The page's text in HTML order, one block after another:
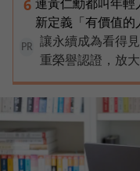
6
新定義「有價值的
PR
讓永續成為看得
重榮譽認證，放